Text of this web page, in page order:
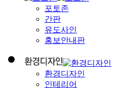
포토존
간판
유도사인
홍보안내판
환경디자인
인테리어